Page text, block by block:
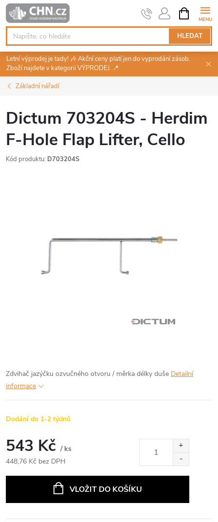
Přejít
na
obsah
HLEDAT
NÁKUPNÍ
KOŠÍK
Letní výprodej je tady! 🎶 Akční ceny platí jen do vyprodání zásob.
Zboží najdete v kategorii VÝPRODEJ. 📍
Základní nářadí
Dictum 703204S - Herdim
F-Hole Flap Lifter, Cello
Kód produktu: D703204S
Zdvihač jazýčku ozvučného otvoru / měrka délky duše Detailní
informace
Dodání do 1-2 týdnů
543 Kč / ks
448,76 Kč bez DPH
VLOŽIT DO KOŠÍKU